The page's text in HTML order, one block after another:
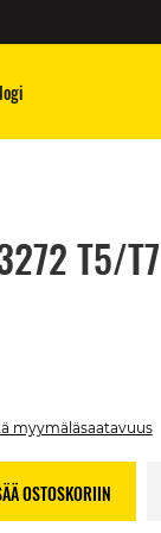
T5/
myymäläsaatavuus
OSTOSKORIIN